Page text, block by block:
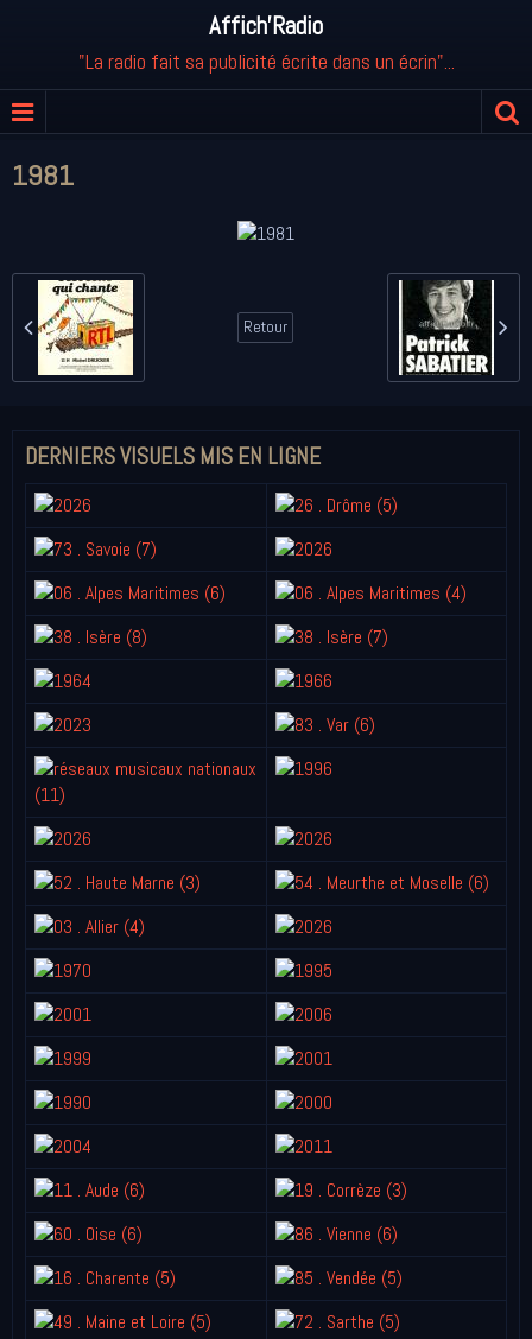
Affich'Radio
"La radio fait sa publicité écrite dans un écrin"...
1981
Retour
DERNIERS VISUELS MIS EN LIGNE